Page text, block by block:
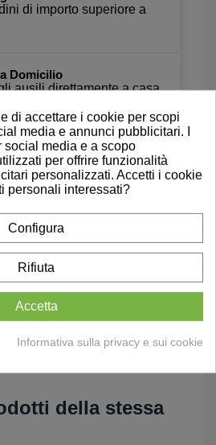
di importo superiore a
Domicilio
ausili direttamente a casa
Autentiche
nostre Recensioni Su
della stessa
di accettare i cookie per scopi
media e annunci pubblicitari. I
social media e a scopo
per offrire funzionalità
personalizzati. Accetti i cookie
personali interessati?
Configura
Rifiuta
Accetta
Informativa sulla privacy e sui cookie